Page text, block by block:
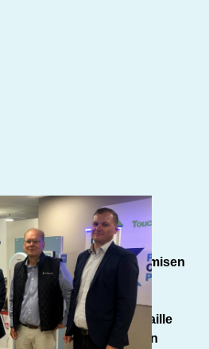
Evenli ja maksamisen
ja lataukseen tarjoava
Oy) ovat sopineet
Evenlin asiakkaille
sähköautojen